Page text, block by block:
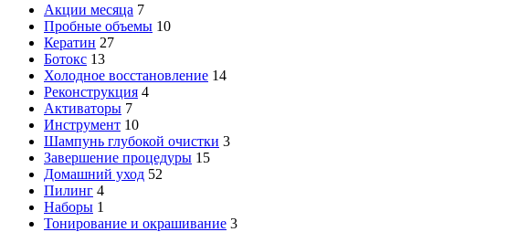
Акции месяца 7
Пробные объемы 10
Кератин 27
Ботокс 13
Холодное восстановление 14
Реконструкция 4
Активаторы 7
Инструмент 10
Шампунь глубокой очистки 3
Завершение процедуры 15
Домашний уход 52
Пилинг 4
Наборы 1
Тонирование и окрашивание 3